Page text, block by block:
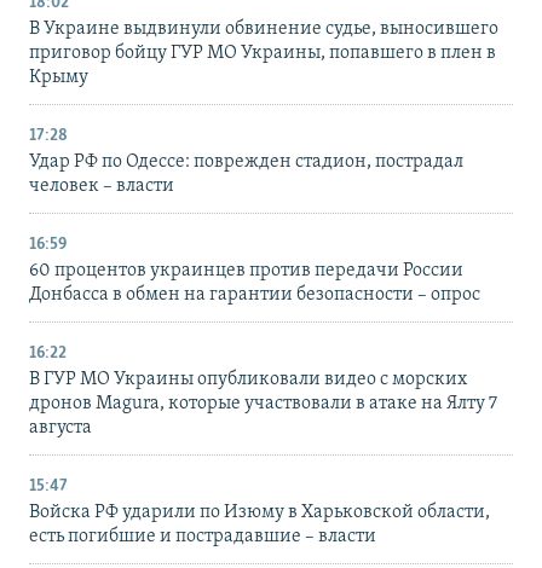
В Украине выдвинули обвинение судье, выносившего
приговор бойцу ГУР МО Украины, попавшего в плен в
Крыму
17:28
Удар РФ по Одессе: поврежден стадион, пострадал
человек – власти
16:59
60 процентов украинцев против передачи России
Донбасса в обмен на гарантии безопасности – опрос
16:22
В ГУР МО Украины опубликовали видео с морских
дронов Magura, которые участвовали в атаке на Ялту 7
августа
15:47
Войска РФ ударили по Изюму в Харьковской области,
есть погибшие и пострадавшие – власти